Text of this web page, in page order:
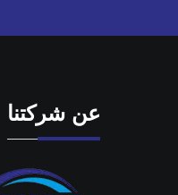
عن شركتنا